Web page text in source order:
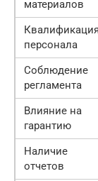
материалов
Квалификация
персонала
Соблюдение
регламента
Влияние на
гарантию
Наличие
отчетов